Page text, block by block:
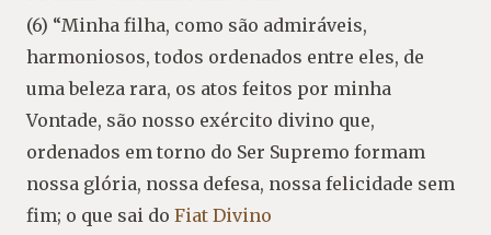
(6) “Minha filha, como são admiráveis,
harmoniosos, todos ordenados entre eles, de
uma beleza rara, os atos feitos por minha
Vontade, são nosso exército divino que,
ordenados em torno do Ser Supremo formam
nossa glória, nossa defesa, nossa felicidade sem
fim; o que sai do Fiat Divino